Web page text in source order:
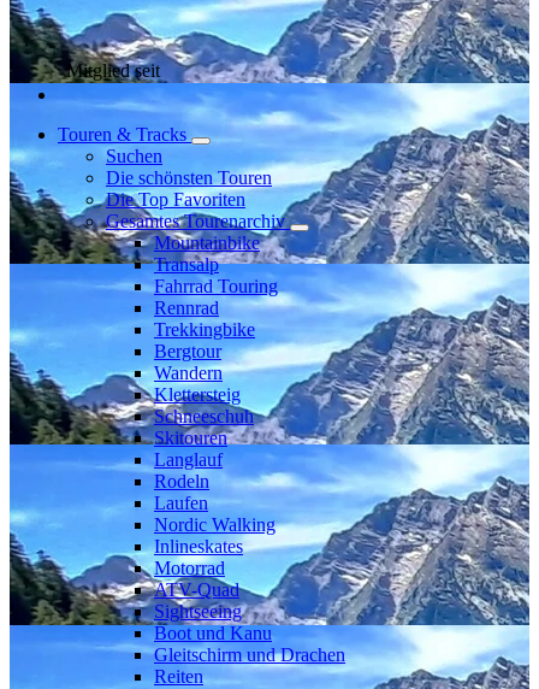
Mitglied seit
Touren & Tracks
Suchen
Die schönsten Touren
Die Top Favoriten
Gesamtes Tourenarchiv
Mountainbike
Transalp
Fahrrad Touring
Rennrad
Trekkingbike
Bergtour
Wandern
Klettersteig
Schneeschuh
Skitouren
Langlauf
Rodeln
Laufen
Nordic Walking
Inlineskates
Motorrad
ATV-Quad
Sightseeing
Boot und Kanu
Gleitschirm und Drachen
Reiten